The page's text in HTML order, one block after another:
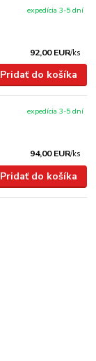
92,00 EUR/ks
expedícia 3-5 dní
Pridať do košíka
94,00 EUR/ks
expedícia 3-5 dní
Pridať do košíka